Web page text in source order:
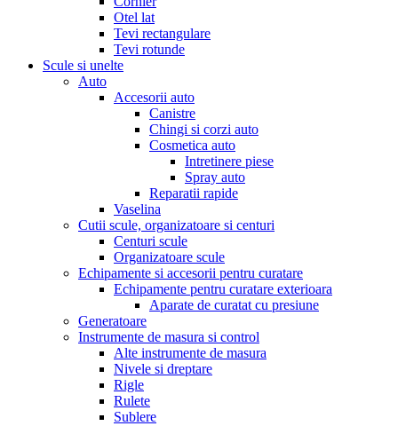
Otel lat
Tevi rectangulare
Tevi rotunde
Scule si unelte
Auto
Accesorii auto
Canistre
Chingi si corzi auto
Cosmetica auto
Intretinere piese
Spray auto
Reparatii rapide
Vaselina
Cutii scule, organizatoare si centuri
Centuri scule
Organizatoare scule
Echipamente si accesorii pentru curatare
Echipamente pentru curatare exterioara
Aparate de curatat cu presiune
Generatoare
Instrumente de masura si control
Alte instrumente de masura
Nivele si dreptare
Rigle
Rulete
Sublere